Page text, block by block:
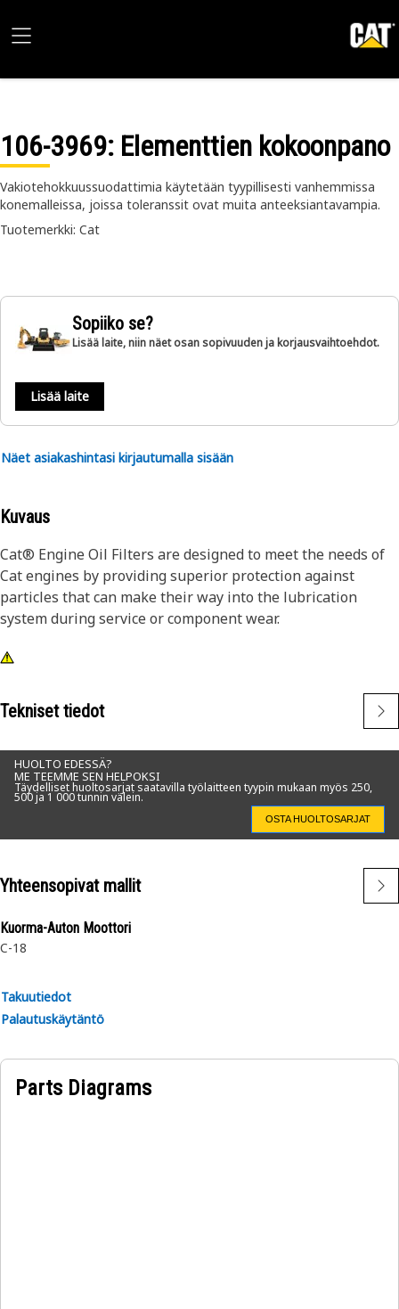
106-3969: Elementtien kokoonpano
Vakiotehokkuussuodattimia käytetään tyypillisesti vanhemmissa
konemalleissa, joissa toleranssit ovat muita anteeksiantavampia.
Tuotemerkki: Cat
Sopiiko se?
Lisää laite, niin näet osan sopivuuden ja korjausvaihtoehdot.
Lisää laite
Näet asiakashintasi kirjautumalla sisään
Kuvaus
Cat® Engine Oil Filters are designed to meet the needs of
Cat engines by providing superior protection against
particles that can make their way into the lubrication
system during service or component wear.
Tekniset tiedot
HUOLTO EDESSÄ?
ME TEEMME SEN HELPOKSI
Täydelliset huoltosarjat saatavilla työlaitteen tyypin mukaan myös 250,
500 ja 1 000 tunnin välein.
OSTA HUOLTOSARJAT
Yhteensopivat mallit
Kuorma-Auton Moottori
C-18
Takuutiedot
Palautuskäytäntö
Parts Diagrams